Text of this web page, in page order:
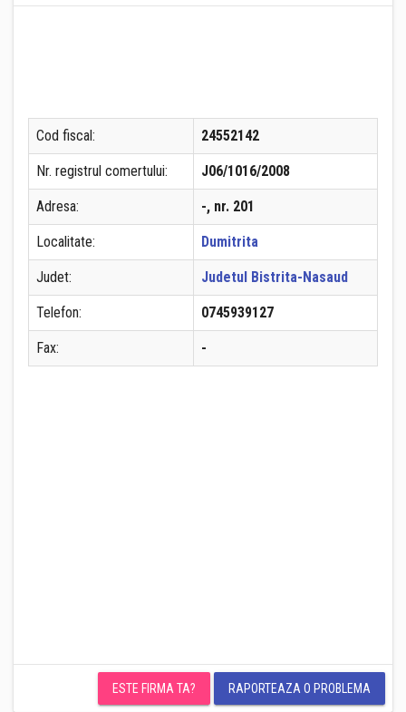
Cod fiscal: 24552142
Nr. registrul comertului: J06/1016/2008
Adresa: -, nr. 201
Localitate: Dumitrita
Judet: Judetul Bistrita-Nasaud
Telefon: 0745939127
Fax: -
ESTE FIRMA TA? RAPORTEAZA O PROBLEMA